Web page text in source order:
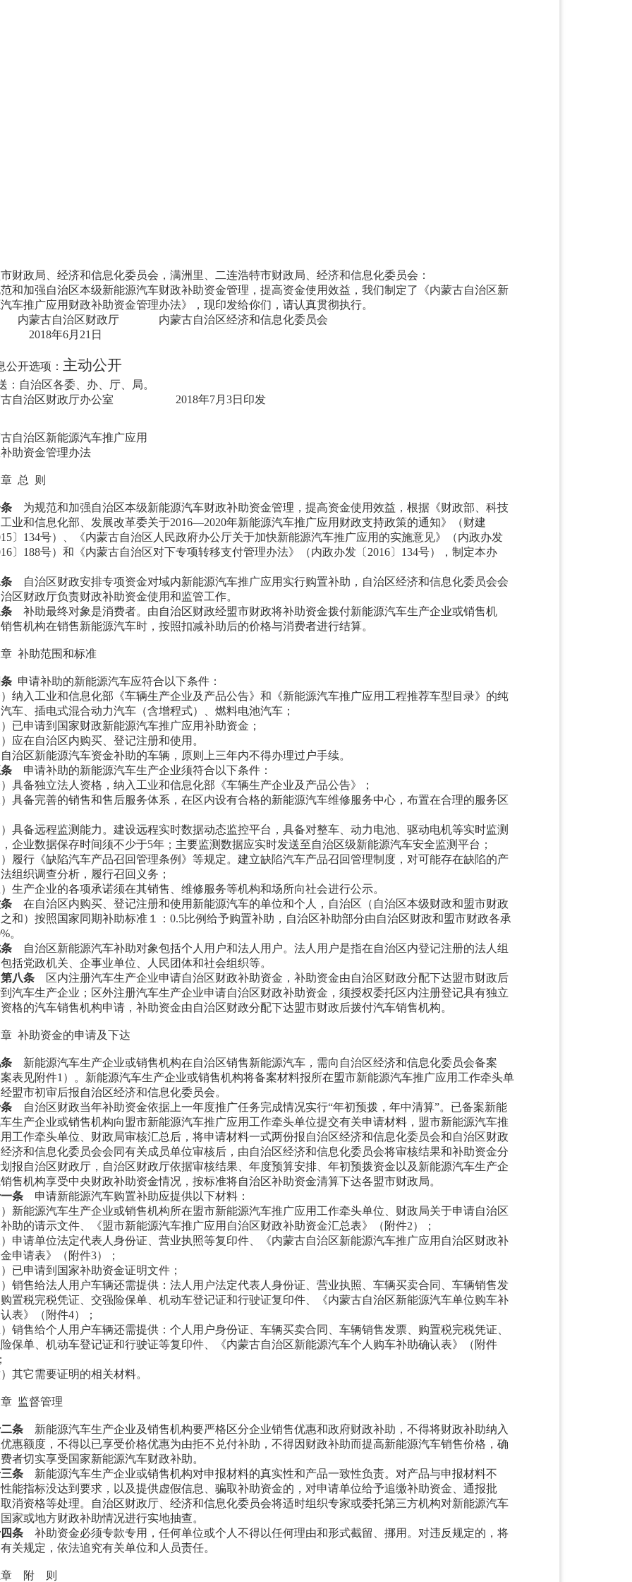
财政局、经济和信息化委员会，满洲里、二连浩特市财政局、经济和信息化委员会：
和加强自治区本级新能源汽车财政补助资金管理，提高资金使用效益，我们制定了《内蒙古自治区新
车推广应用财政补助资金管理办法》，现印发给你们，请认真贯彻执行。
内蒙古自治区财政厅
内蒙古自治区经济和信息化委员会
年6月21日
开选项： 主动公开
：自治区各委、办、厅、局。
自治区财政厅办公室 2018年7月3日印发
自治区新能源汽车推广应用
助资金管理办法
总 则
为规范和加强自治区本级新能源汽车财政补助资金管理，提高资金使用效益，根据《财政部、科技
业和信息化部、发展改革委关于2016—2020年新能源汽车推广应用财政支持政策的通知》（财建
〕134号）、《内蒙古自治区人民政府办公厅关于加快新能源汽车推广应用的实施意见》（内政办发
〕188号）和《内蒙古自治区对下专项转移支付管理办法》（内政办发〔2016〕134号），制定本办
自治区财政安排专项资金对域内新能源汽车推广应用实行购置补助，自治区经济和信息化委员会会
区财政厅负责财政补助资金使用和监管工作。
补助最终对象是消费者。由自治区财政经盟市财政将补助资金拨付新能源汽车生产企业或销售机
售机构在销售新能源汽车时，按照扣减补助后的价格与消费者进行结算。
补助范围和标准
申请补助的新能源汽车应符合以下条件：
纳入工业和信息化部《车辆生产企业及产品公告》和《新能源汽车推广应用工程推荐车型目录》的纯
车、插电式混合动力汽车（含增程式）、燃料电池汽车；
已申请到国家财政新能源汽车推广应用补助资金；
应在自治区内购买、登记注册和使用。
治区新能源汽车资金补助的车辆，原则上三年内不得办理过户手续。
申请补助的新能源汽车生产企业须符合以下条件：
具备独立法人资格，纳入工业和信息化部《车辆生产企业及产品公告》；
具备完善的销售和售后服务体系，在区内设有合格的新能源汽车维修服务中心，布置在合理的服务区
具备远程监测能力。建设远程实时数据动态监控平台，具备对整车、动力电池、驱动电机等实时监测
企业数据保存时间须不少于5年；主要监测数据应实时发送至自治区级新能源汽车安全监测平台；
履行《缺陷汽车产品召回管理条例》等规定。建立缺陷汽车产品召回管理制度，对可能存在缺陷的产
组织调查分析，履行召回义务；
生产企业的各项承诺须在其销售、维修服务等机构和场所向社会进行公示。
在自治区内购买、登记注册和使用新能源汽车的单位和个人，自治区（自治区本级财政和盟市财政
和）按照国家同期补助标准１： 0.5比例给予购置补助，自治区补助部分由自治区财政和盟市财政各承
。
自治区新能源汽车补助对象包括个人用户和法人用户。法人用户是指在自治区内登记注册的法人组
括党政机关、企事业单位、人民团体和社会组织等。
第八条
区内注册汽车生产企业申请自治区财政补助资金，补助资金由自治区财政分配下达盟市财政后
汽车生产企业；区外注册汽车生产企业申请自治区财政补助资金，须授权委托区内注册登记具有独立
格的汽车销售机构申请，补助资金由自治区财政分配下达盟市财政后拨付汽车销售机构。
补助资金的申请及下达
新能源汽车生产企业或销售机构在自治区销售新能源汽车，需向自治区经济和信息化委员会备案
表见附件1）。新能源汽车生产企业或销售机构将备案材料报所在盟市新能源汽车推广应用工作牵头单
盟市初审后报自治区经济和信息化委员会。
自治区财政当年补助资金依据上一年度推广任务完成情况实行“年初预拨，年中清算”。已备案新能
生产企业或销售机构向盟市新能源汽车推广应用工作牵头单位提交有关申请材料，盟市新能源汽车推
工作牵头单位、财政局审核汇总后，将申请材料一式两份报自治区经济和信息化委员会和自治区财政
济和信息化委员会会同有关成员单位审核后，由自治区经济和信息化委员会将审核结果和补助资金分
报自治区财政厅，自治区财政厅依据审核结果、年度预算安排、年初预拨资金以及新能源汽车生产企
售机构享受中央财政补助资金情况，按标准将自治区补助资金清算下达各盟市财政局。
条
申请新能源汽车购置补助应提供以下材料：
新能源汽车生产企业或销售机构所在盟市新能源汽车推广应用工作牵头单位、财政局关于申请自治区
助的请示文件、《盟市新能源汽车推广应用自治区财政补助资金汇总表》（附件2）；
申请单位法定代表人身份证、营业执照等复印件、《内蒙古自治区新能源汽车推广应用自治区财政补
申请表》（附件3）；
已申请到国家补助资金证明文件；
销售给法人用户车辆还需提供：法人用户法定代表人身份证、营业执照、车辆买卖合同、车辆销售发
置税完税凭证、交强险保单、机动车登记证和行驶证复印件、《内蒙古自治区新能源汽车单位购车补
表》（附件4）；
销售给个人用户车辆还需提供：个人用户身份证、车辆买卖合同、车辆销售发票、购置税完税凭证、
保单、机动车登记证和行驶证等复印件、《内蒙古自治区新能源汽车个人购车补助确认表》（附件
其它需要证明的相关材料。
监督管理
条
新能源汽车生产企业及销售机构要严格区分企业销售优惠和政府财政补助，不得将财政补助纳入
惠额度，不得以已享受价格优惠为由拒不兑付补助，不得因财政补助而提高新能源汽车销售价格，确
者切实享受国家新能源汽车财政补助。
条
新能源汽车生产企业或销售机构对申报材料的真实性和产品一致性负责。对产品与申报材料不
能指标没达到要求，以及提供虚假信息、骗取补助资金的，对申请单位给予追缴补助资金、通报批
消资格等处理。自治区财政厅、经济和信息化委员会将适时组织专家或委托第三方机构对新能源汽车
家或地方财政补助情况进行实地抽查。
条
补助资金必须专款专用，任何单位或个人不得以任何理由和形式截留、挪用。对违反规定的，将
关规定，依法追究有关单位和人员责任。
附 则